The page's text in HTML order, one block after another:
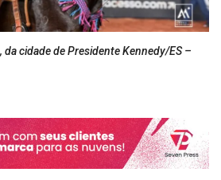
da cidade de Presidente Kennedy/ES –